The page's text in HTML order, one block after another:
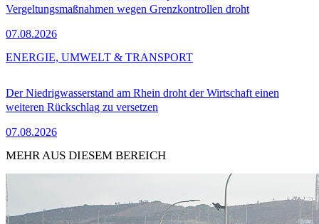
Vergeltungsmaßnahmen wegen Grenzkontrollen droht
07.08.2026
Der Niedrigwasserstand am Rhein droht der Wirtschaft einen
weiteren Rückschlag zu versetzen
07.08.2026
ENERGIE, UMWELT & TRANSPORT
MEHR AUS DIESEM BEREICH